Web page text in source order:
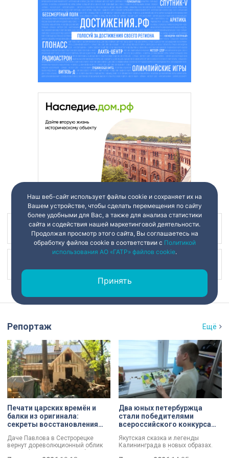
Наш канал в
Репортаж Ещё
Печати царских времён и
балки из оригинала:
секреты восстановления
Даче Павлова в Сестрорецке
вернут дореволюционный облик
по особой программе «Рубль за
Два юных петербуржца
стали победителями
всероссийского конкурса
Якутская сказка и легенды
Калининграда в новых образах.
Два юных петербуржца стали
Наш веб-сайт использует файлы cookie и сохраняет их на
Вашем устройстве, чтобы сделать перемещения по сайту
более удобными для Вас, а также для анализа статистики
сайта и содействия нашей маркетинговой деятельности.
Продолжая просмотр этого сайта, Вы соглашаетесь на
обработку файлов cookie в соответствии с Политикой
использования АО «ГАТР» файлов cookie.
Принять